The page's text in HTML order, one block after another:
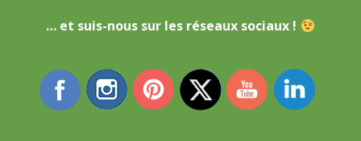
… et suis-nous sur les réseaux sociaux !